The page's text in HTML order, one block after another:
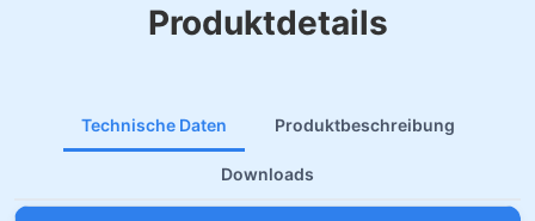
Produktdetails
Technische Daten Produktbeschreibung
Downloads